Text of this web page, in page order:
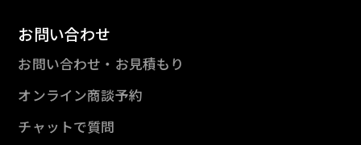
お問い合わせ
お問い合わせ・お見積もり
オンライン商談予約
チャットで質問